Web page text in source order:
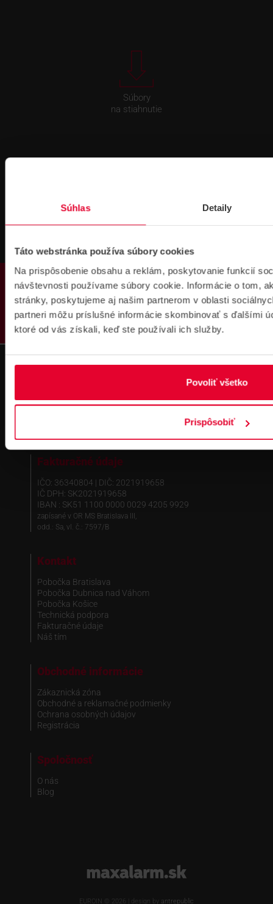
Súhlas Detaily
Táto webstránka používa súbory cookies
Na prispôsobenie obsahu a reklám, poskytovanie funkcií
návštevnosti používame súbory cookie. Informácie o tom,
stránky, poskytujeme aj našim partnerom v oblasti
partneri môžu príslušné informácie skombinovať s ďalšími
ktoré od vás získali, keď ste používali ich služby.
Povoliť všetko
Prispôsobiť
PRODUKTY
Súbory
na stiahnutie
Pre zákazníkov s rámovcovou zmluvou pri
objednávkach nad 300 € bez DPH
Fakturačné údaje
IČO: 36340804 | DIČ: 2021919658
IČ DPH: SK2021919658
IBAN : SK51 1100 0000 0029 4205 9929
zapísané v OR MS Bratislava III,
odd.: Sa, vl. č.: 7597/B
Kontakt
Pobočka Bratislava
Pobočka Dubnica nad Váhom
Pobočka Košice
Technická podpora
Fakturačné údaje
Náš tím
Obchodné informácie
Zákaznická zóna
Obchodné a reklamačné podmienky
Ochrana osobných údajov
Registrácia
Spoločnosť
O nás
Blog
www.maxalarm.sk
EUROIN © 2026 | design by antrepublic